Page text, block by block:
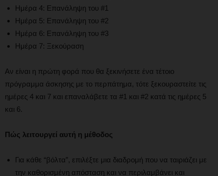
Ημέρα 4: Επανάληψη του #1
Ημέρα 5: Επανάληψη του #2
Ημέρα 6: Επανάληψη του #3
Ημέρα 7: Ξεκούραση
Αν είναι η πρώτη φορά που θα ξεκινήσετε ένα τέτοιο
πρόγραμμα άσκησης με το περπάτημα, τότε ξεκουραστείτε τις
ημέρες 4 και 7 και επαναλάβετε τα #1 και #2 κατά τις ημέρες 5
και 6.
Πώς λειτουργεί αυτή η μέθοδος
Για κάθε “βόλτα”, επιλέξτε μια διαδρομή που να ταιριάζει με
την καθορισμένη απόσταση και να περιλαμβάνει και